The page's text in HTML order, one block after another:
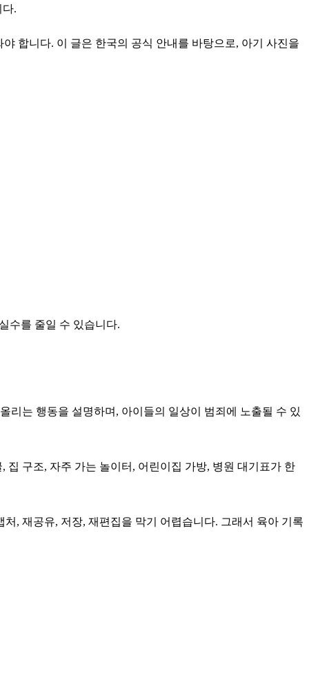
.
야 합니다. 이 글은 한국의 공식 안내를 바탕으로, 아기 사진을
수를 줄일 수 있습니다.
리는 행동을 설명하며, 아이들의 일상이 범죄에 노출될 수 있
구조, 자주 가는 놀이터, 어린이집 가방, 병원 대기표가 한
, 재공유, 저장, 재편집을 막기 어렵습니다. 그래서 육아 기록